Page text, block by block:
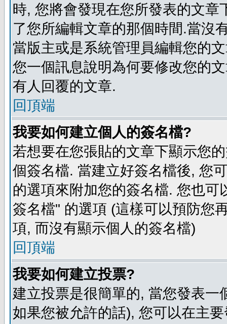
時, 您將會發現在您所發表的文
了您所編輯文章的那個時間.當沒
當版主或是系統管理員編輯您的
您一個訊息說明為何要修改您的
有人回覆的文章.
回頂端
我要如何建立個人的簽名檔?
若想要在您張貼的文章下顯示您
個簽名檔. 當建立好簽名檔後, 您
的選項來附加您的簽名檔. 您也
簽名檔" 的選項 (這樣可以預防您
項, 而沒有顯示個人的簽名檔)
回頂端
我要如何建立投票?
建立投票是很簡單的, 當您發表
如果您被允許的話), 您可以在主